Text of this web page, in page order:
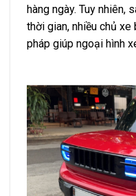
hàng ngày. Tuy nhiên,
thời gian, nhiều chủ
pháp giúp ngoại hình